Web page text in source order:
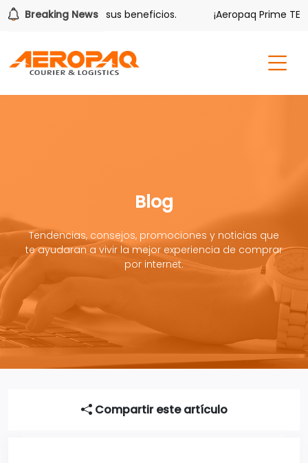
Breaking News
también tiene sus beneficios. ¡Aeropaq Prime TE DA
Blog
Tendencias, consejos, promociones y noticias que
te ayudaran a vivir la mejor experiencia de comprar
por internet.
Compartir este artículo